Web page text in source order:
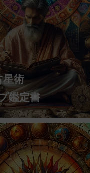
術
鑑定書